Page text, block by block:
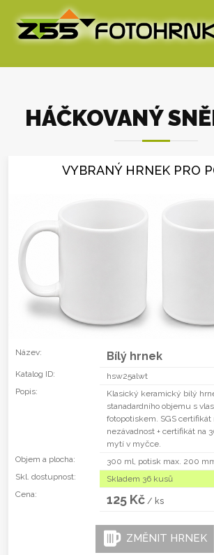
HÁČKOVANÝ
VYBRANÝ HRNEK PRO
Název: Bílý hrnek
Katalog ID:
hsw25alwt
Popis:
Klasický keramický bílý
stanadardního objemu s
fotopotiskem. SGS certifikát
nezávadnost + certifikát na
mytí v myčce.
Objem a plocha:
300 ml, potisk max. 200
Skl. dostupnost:
Skladem 36 kusů
Cena:
125 Kč / ks
ZMĚNIT HRNEK